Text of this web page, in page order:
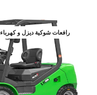
رافعات شوكية ديزل و كهرباء